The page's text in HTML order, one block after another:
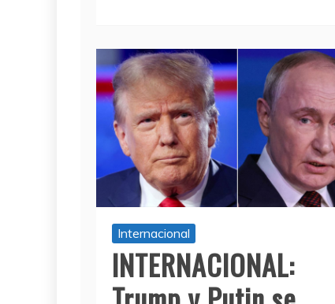
Internacional
INTERNACIONAL: